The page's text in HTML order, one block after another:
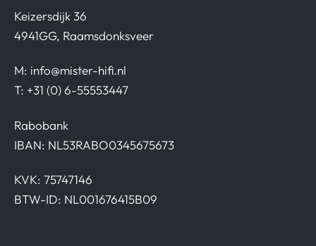
Keizersdijk 36
4941GG, Raamsdonksveer
M: info@mister-hifi.nl
T: +31 (0) 6-55553447
Rabobank
IBAN: NL53RABO0345675673
KVK: 75747146
BTW-ID: NL001676415B09